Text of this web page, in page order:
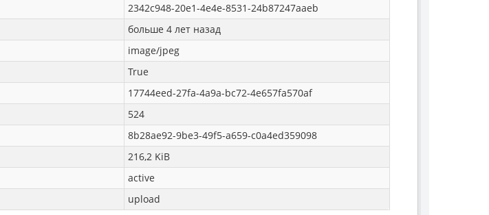
2342c948-20e1-4e4e-8531-24b87247aaeb
больше 4 лет назад
image/jpeg
True
17744eed-27fa-4a9a-bc72-4e657fa570af
524
8b28ae92-9be3-49f5-a659-c0a4ed359098
216,2 KiB
active
upload